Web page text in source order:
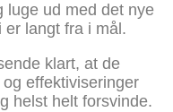
luge ud med det nye
er langt fra i mål.
klart, at de
effektiviseringer
helst helt forsvinde.